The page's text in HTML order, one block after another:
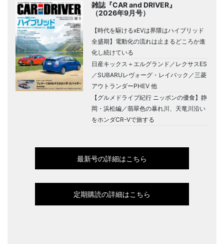
雑誌『CAR and DRIVER』
（2026年9月号）
【時代を駆けるxEVは界隈はハイブリッド
全盛期】電動化の流れは止まるどころか進
化し続けている
日産キックス＋エルグランド／レクサスES
／SUBARUレヴォーグ・レイバック／三菱
アウトランダーPHEV 他
【グルメドライブ紀行 ニッポンの優食】静
岡・浜松編／翡翠色の暴れ川、天竜川沿い
をホンダCR-Vで旅する
最新号の詳細はこちら
定期購読の詳細はこちら